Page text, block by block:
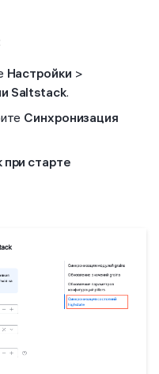
Настройки >
Saltstack.
Синхронизация
при старте